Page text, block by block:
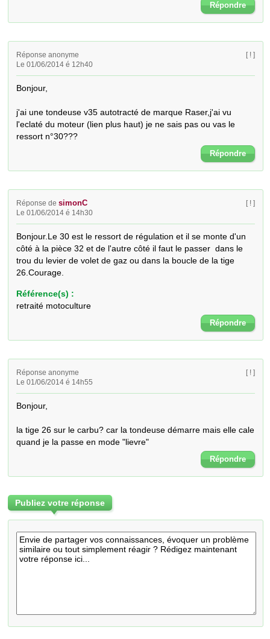
Répondre
Réponse anonyme
Le 01/06/2014 é 12h40
[ ! ]
Bonjour,
j'ai une tondeuse v35 autotracté de marque Raser,j'ai vu
l'eclaté du moteur (lien plus haut) je ne sais pas ou vas le
ressort n°30???
Répondre
Réponse desimonC
Le 01/06/2014 é 14h30
[ ! ]
Bonjour.Le 30 est le ressort de régulation et il se monte d'un
côté à la pièce 32 et de l'autre côté il faut le passer  dans le
trou du levier de volet de gaz ou dans la boucle de la tige
26.Courage.
Référence(s) :
retraité motoculture
Répondre
Réponse anonyme
Le 01/06/2014 é 14h55
[ ! ]
Bonjour,
la tige 26 sur le carbu? car la tondeuse démarre mais elle cale
quand je la passe en mode "lievre"
Répondre
Publiez votre réponse